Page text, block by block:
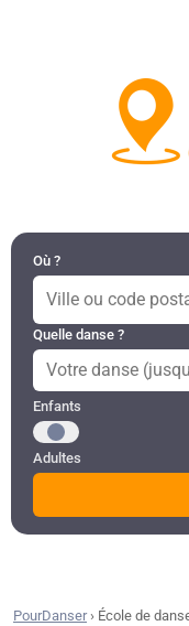
Où ?
Quelle danse ?
Public
Enfants
Adultes
PourDanser› École de